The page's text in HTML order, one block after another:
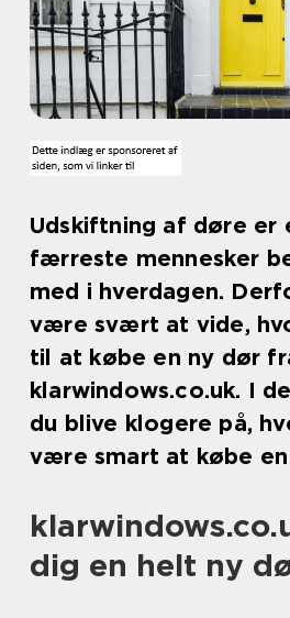
Udskiftning af døre er
færreste mennesker
med i hverdagen.
være svært at vide,
til at købe en ny dør
klarwindows.co.uk. I
du blive klogere på,
være smart at købe en
dig en helt ny